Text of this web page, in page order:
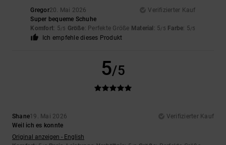
Gregor20. Mai 2026
Verifizierter Kauf
Super bequeme Schuhe
Komfort: 5/5 Größe: Perfekte Größe Material : 5/5 Farbe: 5/5
Ich empfehle dieses Produkt
5/5
Shane19. Mai 2026
Verifizierter Kauf
Weil ich es konnte
Original anzeigen - English